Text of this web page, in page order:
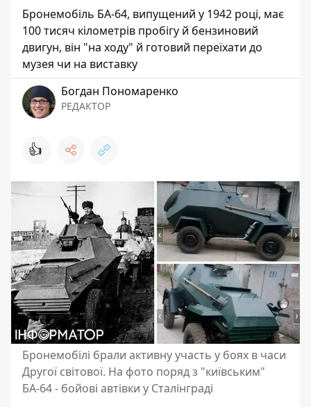
Бронемобіль БА-64, випущений у 1942 році, має
100 тисяч кілометрів пробігу й бензиновий
двигун, він "на ходу" й готовий переїхати до
музея чи на виставку
Богдан Пономаренко
РЕДАКТОР
👍
Бронемобілі брали активну участь у боях в часи
Другої світової. На фото поряд з "київським"
БА-64 - бойові автівки у Сталінграді